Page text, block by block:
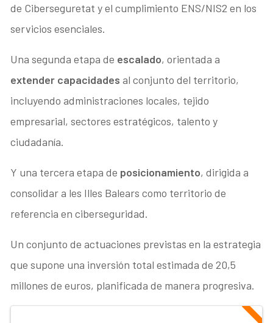
de Ciberseguretat y el cumplimiento ENS/NIS2 en los
servicios esenciales.
Una segunda etapa de escalado, orientada a
extender capacidades al conjunto del territorio,
incluyendo administraciones locales, tejido
empresarial, sectores estratégicos, talento y
ciudadanía.
Y una tercera etapa de posicionamiento, dirigida a
consolidar a les Illes Balears como territorio de
referencia en ciberseguridad.
Un conjunto de actuaciones previstas en la estrategia
que supone una inversión total estimada de 20,5
millones de euros, planificada de manera progresiva.